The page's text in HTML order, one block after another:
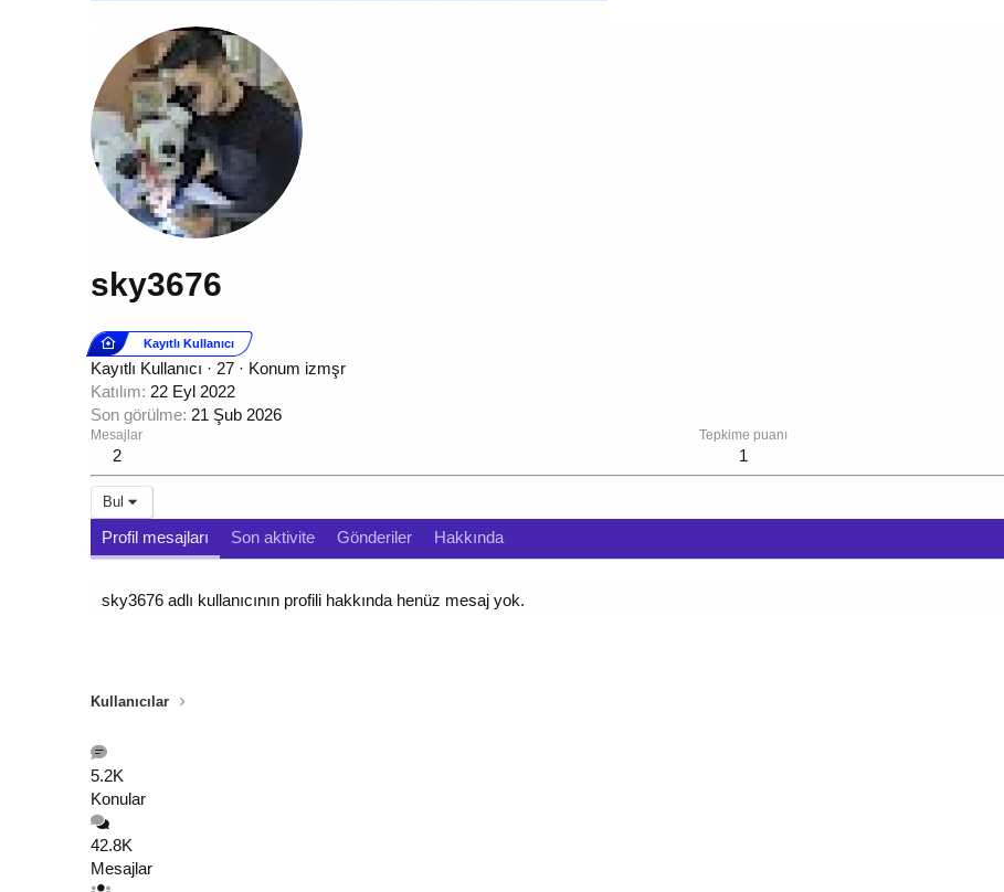
sky3676
Kayıtlı Kullanıcı
Kayıtlı Kullanıcı · 27 · Konum izmşr
Katılım 22 Eyl 2022
Son görülme 21 Şub 2026
Mesajlar
2
Tepkime puanı
1
Bul
Profil mesajları Son aktivite Gönderiler Hakkında
sky3676 adlı kullanıcının profili hakkında henüz mesaj yok.
Kullanıcılar
5.2K
Konular
42.8K
Mesajlar